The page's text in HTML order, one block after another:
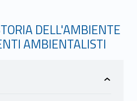
DELL'AMBIENTE
AMBIENTALISTI